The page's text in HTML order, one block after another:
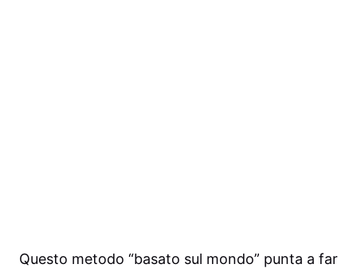
Questo metodo “basato sul mondo” punta a far